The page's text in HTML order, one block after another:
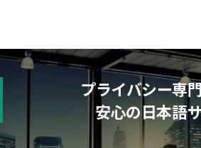
プライバシー専
安心の日本語